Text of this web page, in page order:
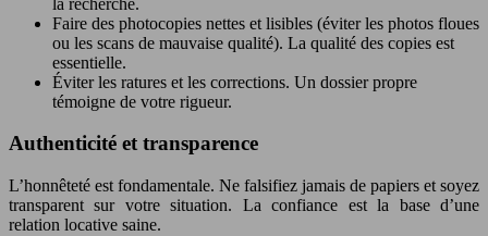
Faire des photocopies nettes et lisibles (éviter les photos floues
ou les scans de mauvaise qualité). La qualité des copies est
essentielle.
Éviter les ratures et les corrections. Un dossier propre
témoigne de votre rigueur.
Authenticité et transparence
L’honnêteté est fondamentale. Ne falsifiez jamais de papiers et soyez
transparent sur votre situation. La confiance est la base d’une
relation locative saine.